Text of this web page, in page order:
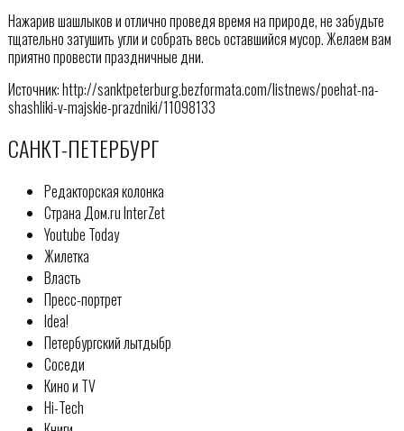
Нажарив шашлыков и отлично проведя время на природе, не забудьте
тщательно затушить угли и собрать весь оставшийся мусор. Желаем вам
приятно провести праздничные дни.
Источник: http://sanktpeterburg.bezformata.com/listnews/poehat-na-
shashliki-v-majskie-prazdniki/11098133
САНКТ-ПЕТЕРБУРГ
Редакторская колонка
Страна Дом.ru InterZet
Youtube Today
Жилетка
Власть
Пресс-портрет
Idea!
Петербургский лытдыбр
Соседи
Кино и TV
Hi-Tech